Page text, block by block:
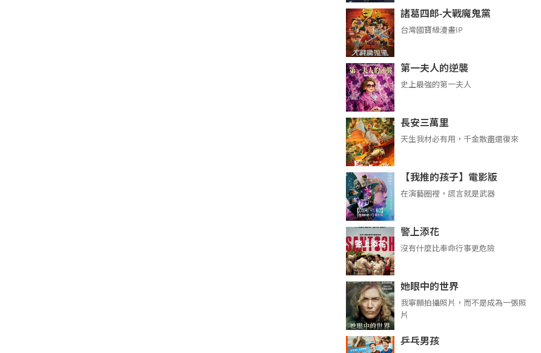
諸葛四郎-大戰魔鬼黨
台灣國寶級漫畫IP
第一夫人的逆襲
史上最強的第一夫人
長安三萬里
天生我材必有用，千金散盡還復來
【我推的孩子】電影版
在演藝圈裡，謊言就是武器
警上添花
沒有什麼比奉命行事更危險
她眼中的世界
我寧願拍攝照片，而不是成為一張照
片
乒乓男孩